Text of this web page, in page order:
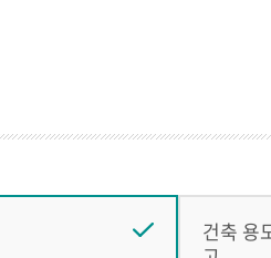
건축 용